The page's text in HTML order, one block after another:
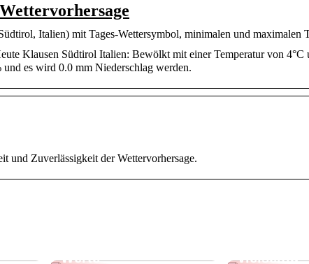
Italien) mit Tages-Wettersymbol, minimalen und maximalen
Klausen Südtirol Italien: Bewölkt mit einer Temperatur von 4°C
es wird 0.0 mm Niederschlag werden.
und Zuverlässigkeit der Wettervorhersage.
Werte
vielseitig